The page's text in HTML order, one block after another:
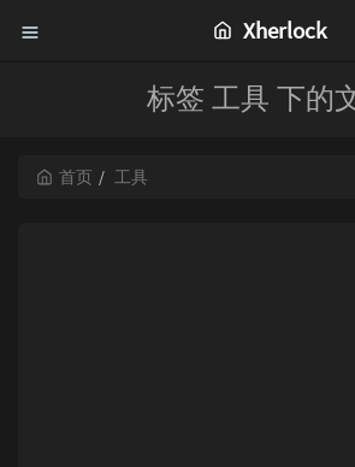
Xherlock
标签 工具 下的
首页 工具